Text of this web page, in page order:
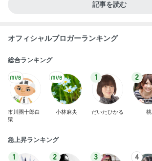
記事を読む
オフィシャルブロガーランキング
総合ランキング
市川團十郎白
猿
小林麻央
1
だいたひかる
2
桃
急上昇ランキング
1 2 3 4